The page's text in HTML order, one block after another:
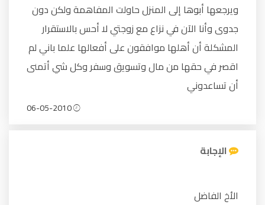
ويرجعها أبوها إلى المنزل حاولت المفاهمة ولكن دون
جدوى وأنا الآن في نزاع مع زوجتي لا أحس بالاستقرار
المشكلة أن أهلها موافقون على أفعالها علما باني لم
اقصر في حقها من مال وتسويق وسفر وكل شي أتمنى
أن تساعدوني
الإجابة
الأخ الفاضل